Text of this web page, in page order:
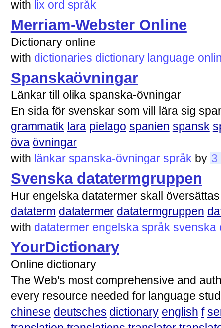
with lix ord språk
Merriam-Webster Online
Dictionary online
with dictionaries dictionary language
Spanskaövningar
Länkar till olika spanska-övningar
En sida för svenskar som vill lära sig
grammatik lära pielago spanien spansk
öva övningar
with länkar spanska-övningar språk by 3
Svenska datatermgruppen
Hur engelska datatermer skall
dataterm datatermer datatermgruppen
with datatermer engelska språk svenska
YourDictionary
Online dictionary
The Web's most comprehensive and
every resource needed for language
chinese deutsches dictionary english f